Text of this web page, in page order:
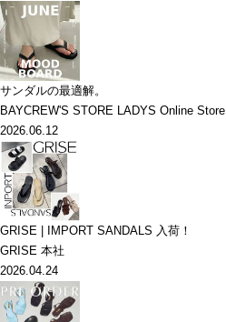
サンダルの最適解。
BAYCREW'S STORE LADYS Online Store
2026.06.12
GRISE | IMPORT SANDALS 入荷！
GRISE 本社
2026.04.24